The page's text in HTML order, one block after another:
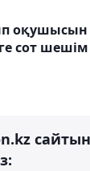
оқушысын
сот шешім